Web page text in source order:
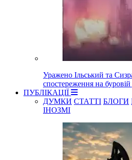
Уражено Ільський та
спостереження на
ПУБЛІКАЦІЇ
ДУМКИ СТАТТІ БЛОГИ
ІНОЗМІ